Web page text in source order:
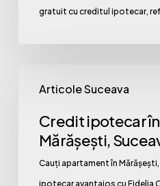
Suceava
gratuit cu creditul ipotecar,
Articole Suceava
ipotecar
cartierul
Mărășești,
Suceava
Credit ipotecar
Mărășești,
Cauți apartament în
ipotecar avantajos cu Fidelia